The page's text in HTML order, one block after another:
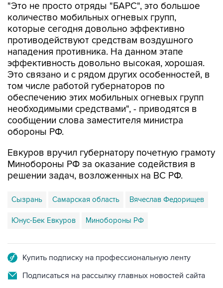
"Это не просто отряды "БАРС", это большое
количество мобильных огневых групп,
которые сегодня довольно эффективно
противодействуют средствам воздушного
нападения противника. На данном этапе
эффективность довольно высокая, хорошая.
Это связано и с рядом других особенностей, в
том числе работой губернаторов по
обеспечению этих мобильных огневых групп
необходимыми средствами", - приводятся в
сообщении слова заместителя министра
обороны РФ.
Евкуров вручил губернатору почетную грамоту
Минобороны РФ за оказание содействия в
решении задач, возложенных на ВС РФ.
Сызрань Самарская область Вячеслав Федорищев
Юнус-Бек Евкуров Минобороны РФ
Купить подписку на профессиональную ленту
Подписаться на рассылку главных новостей сайта